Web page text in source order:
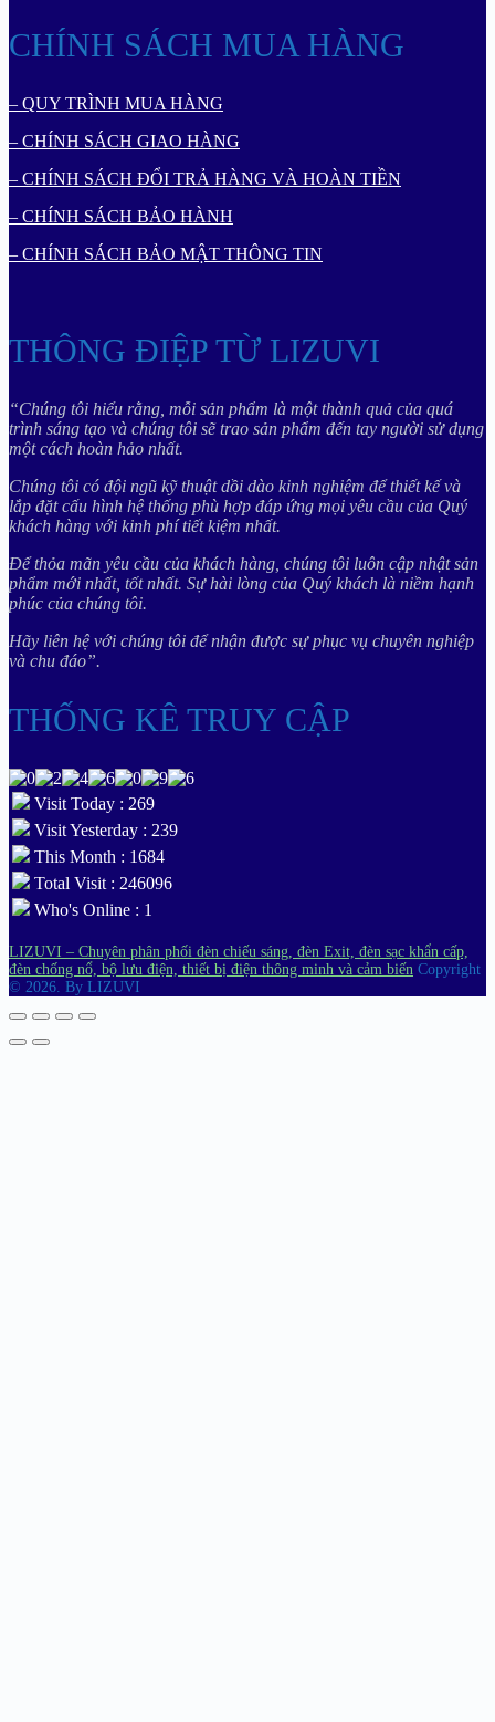
CHÍNH SÁCH MUA HÀNG
– QUY TRÌNH MUA HÀNG
– CHÍNH SÁCH GIAO HÀNG
– CHÍNH SÁCH ĐỔI TRẢ HÀNG VÀ HOÀN TIỀN
– CHÍNH SÁCH BẢO HÀNH
– CHÍNH SÁCH BẢO MẬT THÔNG TIN
THÔNG ĐIỆP TỪ LIZUVI
“Chúng tôi hiểu rằng, mỗi sản phẩm là một thành quả của quá
trình sáng tạo và chúng tôi sẽ trao sản phẩm đến tay người sử dụng
một cách hoàn hảo nhất.
Chúng tôi có đội ngũ kỹ thuật dồi dào kinh nghiệm để thiết kế và
lắp đặt cấu hình hệ thống phù hợp đáp ứng mọi yêu cầu của Quý
khách hàng với kinh phí tiết kiệm nhất.
Để thỏa mãn yêu cầu của khách hàng, chúng tôi luôn cập nhật sản
phẩm mới nhất, tốt nhất. Sự hài lòng của Quý khách là niềm hạnh
phúc của chúng tôi.
Hãy liên hệ với chúng tôi để nhận được sự phục vụ chuyên nghiệp
và chu đáo”.
THỐNG KÊ TRUY CẬP
Visit Today : 269
Visit Yesterday : 239
This Month : 1684
Total Visit : 246096
Who's Online : 1
LIZUVI – Chuyên phân phối đèn chiếu sáng, đèn Exit, đèn sạc khẩn cấp,
đèn chống nổ, bộ lưu điện, thiết bị điện thông minh và cảm biến Copyright
© 2026. By LIZUVI